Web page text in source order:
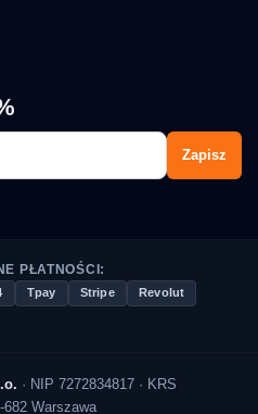
Zapisz
PŁATNOŚCI:
Tpay Stripe Revolut
· NIP 7272834817 · KRS
682 Warszawa